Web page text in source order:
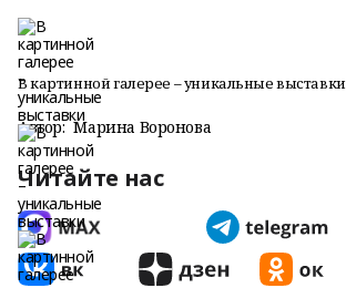
В картинной галерее – уникальные выставки
Автор: Марина Воронова
Читайте нас